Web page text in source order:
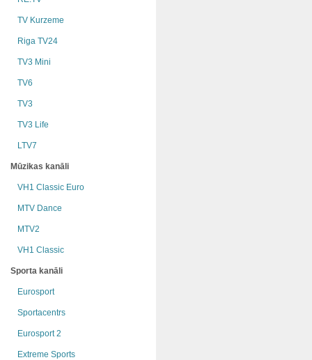
TV Kurzeme
Riga TV24
TV3 Mini
TV6
TV3
TV3 Life
LTV7
Mūzikas kanāli
VH1 Classic Euro
MTV Dance
MTV2
VH1 Classic
Sporta kanāli
Eurosport
Sportacentrs
Eurosport 2
Extreme Sports